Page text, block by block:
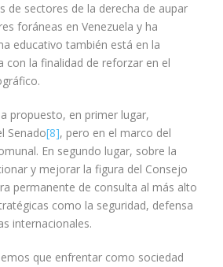
de sectores de la derecha de aupar
foráneas en Venezuela y ha
educativo también está en la
con la finalidad de reforzar en el
propuesto, en primer lugar,
Senado[8], pero en el marco del
En segundo lugar, sobre la
y mejorar la figura del Consejo
permanente de consulta al más alto
como la seguridad, defensa
internacionales.
que enfrentar como sociedad